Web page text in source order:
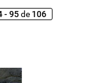
- 95 de 106